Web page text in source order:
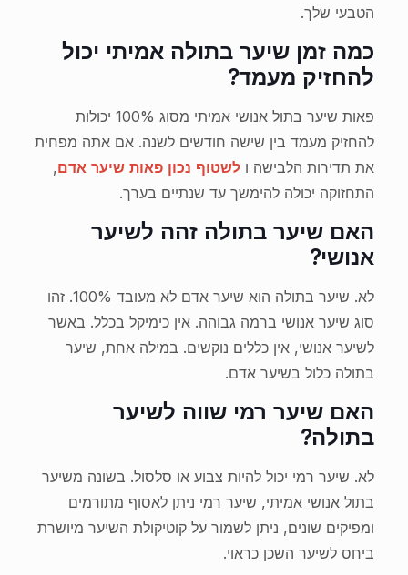
הטבעי שלך.
כמה זמן שיער בתולה אמיתי יכול
להחזיק מעמד?
פאות שיער בתול אנושי אמיתי מסוג 100% יכולות
להחזיק מעמד בין שישה חודשים לשנה. אם אתה מפחית
את תדירות הלבישה ו לשטוף נכון פאות שיער אדם,
התחזוקה יכולה להימשך עד שנתיים בערך.
האם שיער בתולה זהה לשיער
אנושי?
לא. שיער בתולה הוא שיער אדם לא מעובד 100%. זהו
סוג שיער אנושי ברמה גבוהה. אין כימיקל בכלל. באשר
לשיער אנושי, אין כללים נוקשים. במילה אחת, שיער
בתולה כלול בשיער אדם.
האם שיער רמי שווה לשיער
בתולה?
לא. שיער רמי יכול להיות צבוע או סלסול. בשונה משיער
בתול אנושי אמיתי, שיער רמי ניתן לאסוף מתורמים
ומפיקים שונים, ניתן לשמור על קוטיקולת השיער מיושרת
ביחס לשיער השכן כראוי.